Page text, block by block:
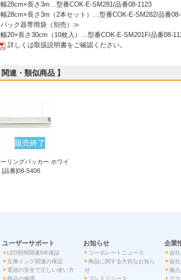
幅28cm×長さ3m…型番COK-E-SM281/品番08-1123
幅28cm×長さ3m（2本セット）…型番COK-E-SM282/品番
ック器専用袋（別売）≫
幅20×長さ30cm（10枚入）…型番COK-E-SM201F/品番08-
詳しくは取扱説明書をご確認ください。
関連・類似商品 】
販売終了
リングパッカー ホワイ
[品番]08-5406
ユーザーサポート
LED照明関連5年保証
互換インク関連の保証
電池の安全で正しい使い方
商品の修理
お知らせ
コーポレートニュース
商品に関する大切なお知ら
せ
プレスリリース
企業
会
会
拠
ア